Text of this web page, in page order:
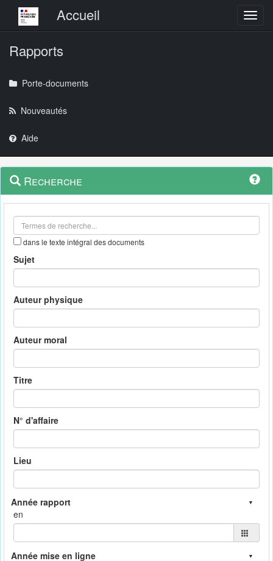
Menu principalAccueil
Rapports
Porte-documents
Nouveautés
Aide
Navigation
outils
Menu
contextuel
Recherche
dans le texte intégral des documents
Sujet
Auteur physique
Auteur moral
Titre
N° d'affaire
Lieu
en